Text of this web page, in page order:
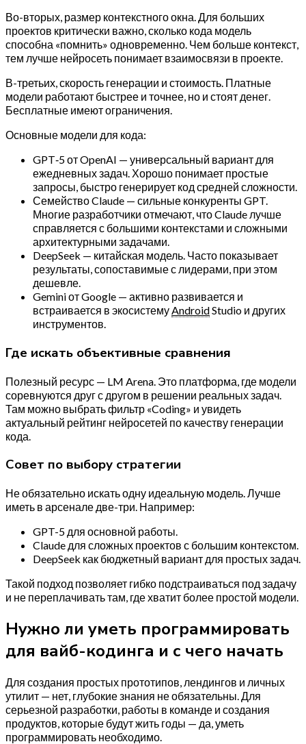
Во-вторых, размер контекстного окна. Для больших
проектов критически важно, сколько кода модель
способна «помнить» одновременно. Чем больше контекст,
тем лучше нейросеть понимает взаимосвязи в проекте.
В-третьих, скорость генерации и стоимость. Платные
модели работают быстрее и точнее, но и стоят денег.
Бесплатные имеют ограничения.
Основные модели для кода:
GPT‑5 от OpenAI — универсальный вариант для
ежедневных задач. Хорошо понимает простые
запросы, быстро генерирует код средней сложности.
Семейство Claude — сильные конкуренты GPT.
Многие разработчики отмечают, что Claude лучше
справляется с большими контекстами и сложными
архитектурными задачами.
DeepSeek — китайская модель. Часто показывает
результаты, сопоставимые с лидерами, при этом
дешевле.
Gemini от Google — активно развивается и
встраивается в экосистемуAndroidStudio и других
инструментов.
Где искать объективные сравнения
Полезный ресурс — LM Arena. Это платформа, где модели
соревнуются друг с другом в решении реальных задач.
Там можно выбрать фильтр «Coding» и увидеть
актуальный рейтинг нейросетей по качеству генерации
кода.
Совет по выбору стратегии
Не обязательно искать одну идеальную модель. Лучше
иметь в арсенале две-три. Например:
GPT-5 для основной работы.
Claude для сложных проектов с большим контекстом.
DeepSeek как бюджетный вариант для простых задач.
Такой подход позволяет гибко подстраиваться под задачу
и не переплачивать там, где хватит более простой модели.
Нужно ли уметь программировать
для вайб-кодинга и с чего начать
Для создания простых прототипов, лендингов и личных
утилит — нет, глубокие знания не обязательны. Для
серьезной разработки, работы в команде и создания
продуктов, которые будут жить годы — да, уметь
программировать необходимо.